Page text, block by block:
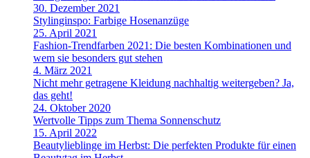
30. Dezember 2021
Stylinginspo: Farbige Hosenanzüge
25. April 2021
Fashion-Trendfarben 2021: Die besten Kombinationen und
wem sie besonders gut stehen
4. März 2021
Nicht mehr getragene Kleidung nachhaltig weitergeben? Ja,
das geht!
24. Oktober 2020
Wertvolle Tipps zum Thema Sonnenschutz
15. April 2022
Beautylieblinge im Herbst: Die perfekten Produkte für einen